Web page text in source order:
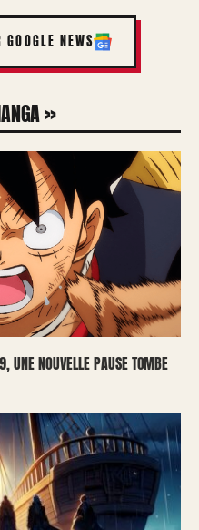
NEWS
»
UNE NOUVELLE PAUSE TOMBE